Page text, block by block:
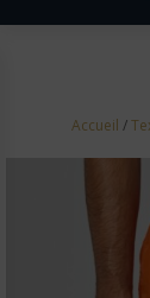
Accueil /